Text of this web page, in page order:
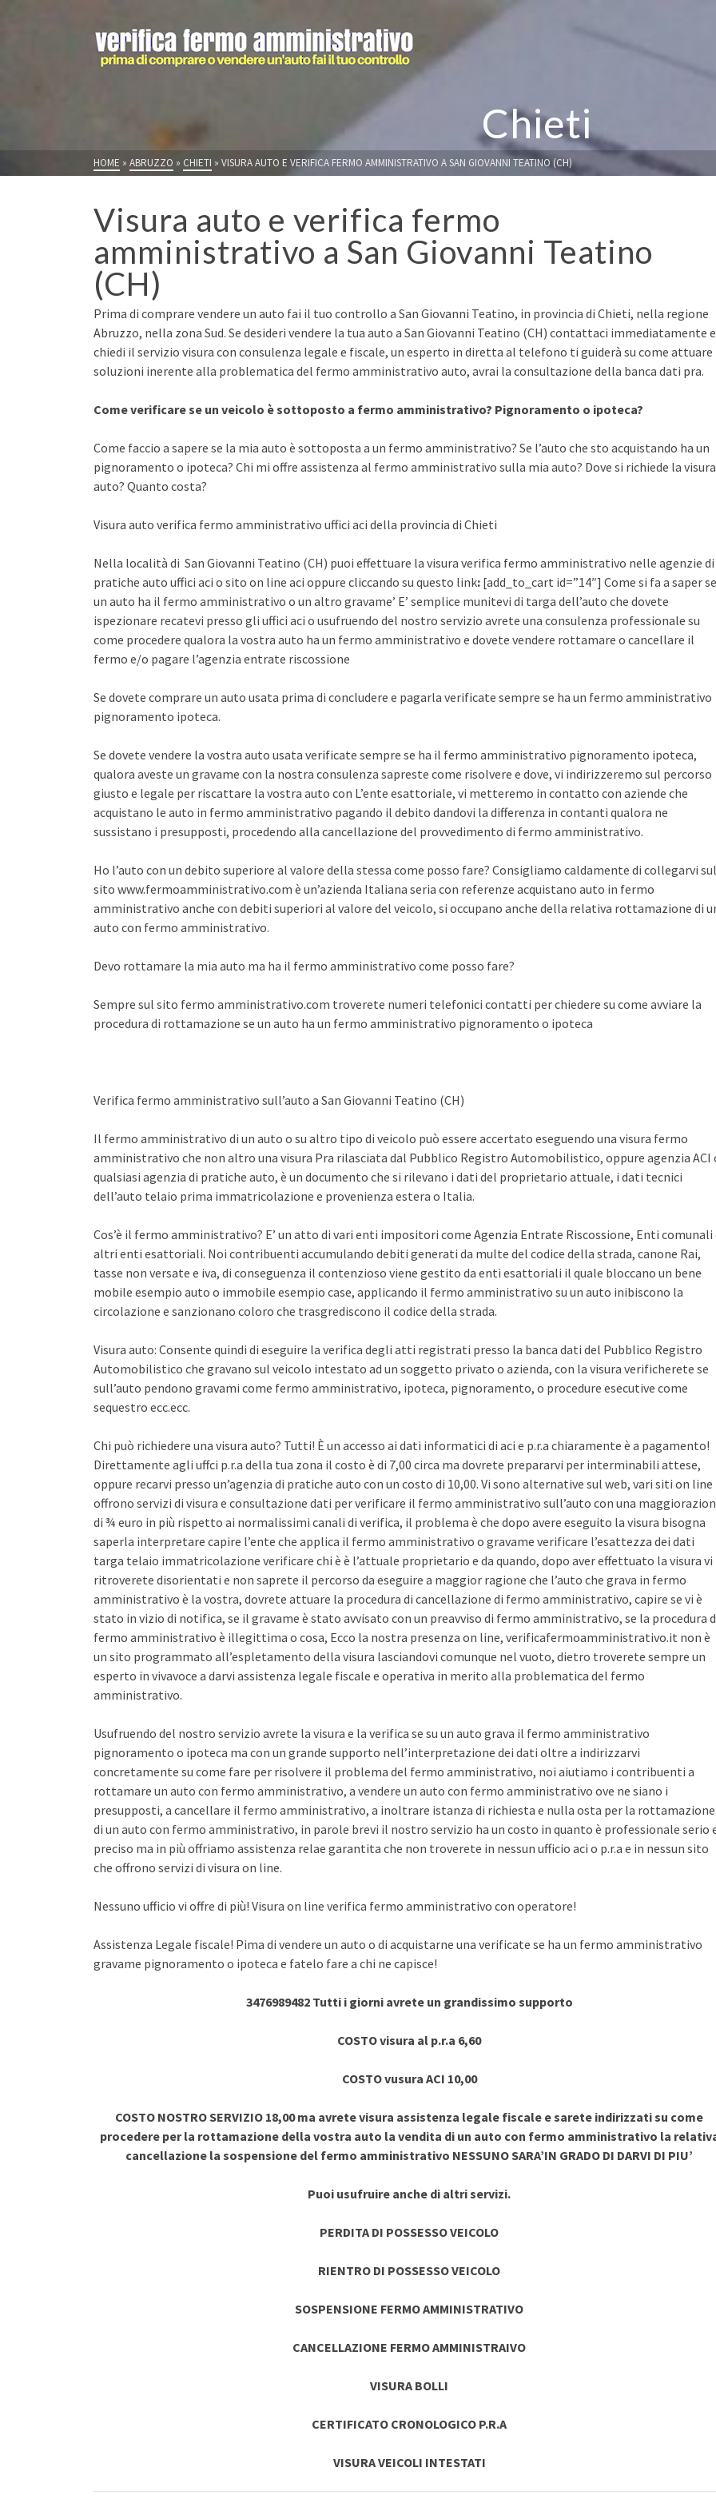
Chieti
HOME » ABRUZZO » CHIETI » VISURA AUTO E VERIFICA FERMO AMMINISTRATIVO A SAN GIOVANNI TEATINO (CH)
Visura auto e verifica fermo
amministrativo a San Giovanni Teatino
(CH)
Prima di comprare vendere un auto fai il tuo controllo a San Giovanni Teatino, in provincia di Chieti, nella regione
Abruzzo, nella zona Sud. Se desideri vendere la tua auto a San Giovanni Teatino (CH) contattaci immediatamente e
chiedi il servizio visura con consulenza legale e fiscale, un esperto in diretta al telefono ti guiderà su come attuare
soluzioni inerente alla problematica del fermo amministrativo auto, avrai la consultazione della banca dati pra.
Come verificare se un veicolo è sottoposto a fermo amministrativo? Pignoramento o ipoteca?
Come faccio a sapere se la mia auto è sottoposta a un fermo amministrativo? Se l’auto che sto acquistando ha un
pignoramento o ipoteca? Chi mi offre assistenza al fermo amministrativo sulla mia auto? Dove si richiede la visura
auto? Quanto costa?
Visura auto verifica fermo amministrativo uffici aci della provincia di Chieti
Nella località di San Giovanni Teatino (CH) puoi effettuare la visura verifica fermo amministrativo nelle agenzie di
pratiche auto uffici aci o sito on line aci oppure cliccando su questo link: [add_to_cart id=”14″] Come si fa a saper se
un auto ha il fermo amministrativo o un altro gravame’ E’ semplice munitevi di targa dell’auto che dovete
ispezionare recatevi presso gli uffici aci o usufruendo del nostro servizio avrete una consulenza professionale su
come procedere qualora la vostra auto ha un fermo amministrativo e dovete vendere rottamare o cancellare il
fermo e/o pagare l’agenzia entrate riscossione
Se dovete comprare un auto usata prima di concludere e pagarla verificate sempre se ha un fermo amministrativo
pignoramento ipoteca.
Se dovete vendere la vostra auto usata verificate sempre se ha il fermo amministrativo pignoramento ipoteca,
qualora aveste un gravame con la nostra consulenza sapreste come risolvere e dove, vi indirizzeremo sul percorso
giusto e legale per riscattare la vostra auto con L’ente esattoriale, vi metteremo in contatto con aziende che
acquistano le auto in fermo amministrativo pagando il debito dandovi la differenza in contanti qualora ne
sussistano i presupposti, procedendo alla cancellazione del provvedimento di fermo amministrativo.
Ho l’auto con un debito superiore al valore della stessa come posso fare? Consigliamo caldamente di collegarvi sul
sito www.fermoamministrativo.com è un’azienda Italiana seria con referenze acquistano auto in fermo
amministrativo anche con debiti superiori al valore del veicolo, si occupano anche della relativa rottamazione di
auto con fermo amministrativo.
Devo rottamare la mia auto ma ha il fermo amministrativo come posso fare?
Sempre sul sito fermo amministrativo.com troverete numeri telefonici contatti per chiedere su come avviare la
procedura di rottamazione se un auto ha un fermo amministrativo pignoramento o ipoteca
Verifica fermo amministrativo sull’auto a San Giovanni Teatino (CH)
Il fermo amministrativo di un auto o su altro tipo di veicolo può essere accertato eseguendo una visura fermo
amministrativo che non altro una visura Pra rilasciata dal Pubblico Registro Automobilistico, oppure agenzia ACI
qualsiasi agenzia di pratiche auto, è un documento che si rilevano i dati del proprietario attuale, i dati tecnici
dell’auto telaio prima immatricolazione e provenienza estera o Italia.
Cos’è il fermo amministrativo? E’ un atto di vari enti impositori come Agenzia Entrate Riscossione, Enti comunali
altri enti esattoriali. Noi contribuenti accumulando debiti generati da multe del codice della strada, canone Rai,
tasse non versate e iva, di conseguenza il contenzioso viene gestito da enti esattoriali il quale bloccano un bene
mobile esempio auto o immobile esempio case, applicando il fermo amministrativo su un auto inibiscono la
circolazione e sanzionano coloro che trasgrediscono il codice della strada.
Visura auto: Consente quindi di eseguire la verifica degli atti registrati presso la banca dati del Pubblico Registro
Automobilistico che gravano sul veicolo intestato ad un soggetto privato o azienda, con la visura verificherete se
sull’auto pendono gravami come fermo amministrativo, ipoteca, pignoramento, o procedure esecutive come
sequestro ecc.ecc.
Chi può richiedere una visura auto? Tutti! È un accesso ai dati informatici di aci e p.r.a chiaramente è a pagamento!
Direttamente agli uffci p.r.a della tua zona il costo è di 7,00 circa ma dovrete prepararvi per interminabili attese,
oppure recarvi presso un’agenzia di pratiche auto con un costo di 10,00. Vi sono alternative sul web, vari siti on line
offrono servizi di visura e consultazione dati per verificare il fermo amministrativo sull’auto con una
di ¾ euro in più rispetto ai normalissimi canali di verifica, il problema è che dopo avere eseguito la visura bisogna
saperla interpretare capire l’ente che applica il fermo amministrativo o gravame verificare l’esattezza dei dati
targa telaio immatricolazione verificare chi è è l’attuale proprietario e da quando, dopo aver effettuato la visura vi
ritroverete disorientati e non saprete il percorso da eseguire a maggior ragione che l’auto che grava in fermo
amministrativo è la vostra, dovrete attuare la procedura di cancellazione di fermo amministrativo, capire se vi è
stato in vizio di notifica, se il gravame è stato avvisato con un preavviso di fermo amministrativo, se la procedura
fermo amministrativo è illegittima o cosa, Ecco la nostra presenza on line, verificafermoamministrativo.it non è
un sito programmato all’espletamento della visura lasciandovi comunque nel vuoto, dietro troverete sempre un
esperto in vivavoce a darvi assistenza legale fiscale e operativa in merito alla problematica del fermo
amministrativo.
Usufruendo del nostro servizio avrete la visura e la verifica se su un auto grava il fermo amministrativo
pignoramento o ipoteca ma con un grande supporto nell’interpretazione dei dati oltre a indirizzarvi
concretamente su come fare per risolvere il problema del fermo amministrativo, noi aiutiamo i contribuenti a
rottamare un auto con fermo amministrativo, a vendere un auto con fermo amministrativo ove ne siano i
presupposti, a cancellare il fermo amministrativo, a inoltrare istanza di richiesta e nulla osta per la rottamazione
di un auto con fermo amministrativo, in parole brevi il nostro servizio ha un costo in quanto è professionale serio
preciso ma in più offriamo assistenza relae garantita che non troverete in nessun ufficio aci o p.r.a e in nessun sito
che offrono servizi di visura on line.
Nessuno ufficio vi offre di più! Visura on line verifica fermo amministrativo con operatore!
Assistenza Legale fiscale! Pima di vendere un auto o di acquistarne una verificate se ha un fermo amministrativo
gravame pignoramento o ipoteca e fatelo fare a chi ne capisce!
3476989482 Tutti i giorni avrete un grandissimo supporto
COSTO visura al p.r.a 6,60
COSTO vusura ACI 10,00
COSTO NOSTRO SERVIZIO 18,00 ma avrete visura assistenza legale fiscale e sarete indirizzati su come
procedere per la rottamazione della vostra auto la vendita di un auto con fermo amministrativo la
cancellazione la sospensione del fermo amministrativo NESSUNO SARA’IN GRADO DI DARVI DI PIU’
Puoi usufruire anche di altri servizi.
PERDITA DI POSSESSO VEICOLO
RIENTRO DI POSSESSO VEICOLO
SOSPENSIONE FERMO AMMINISTRATIVO
CANCELLAZIONE FERMO AMMINISTRAIVO
VISURA BOLLI
CERTIFICATO CRONOLOGICO P.R.A
VISURA VEICOLI INTESTATI